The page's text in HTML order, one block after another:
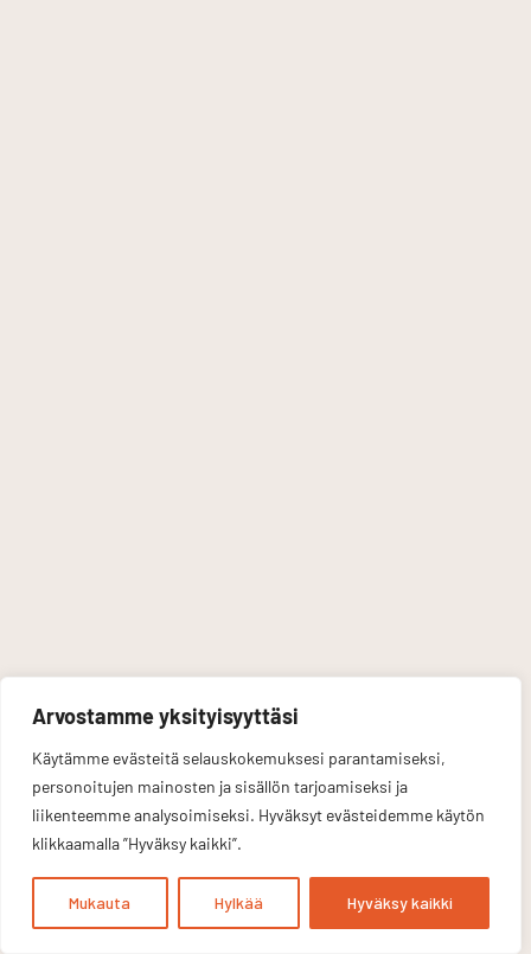
Arvostamme yksityisyyttäsi
Käytämme evästeitä selauskokemuksesi parantamiseksi,
personoitujen mainosten ja sisällön tarjoamiseksi ja
liikenteemme analysoimiseksi. Hyväksyt evästeidemme käytön
klikkaamalla ”Hyväksy kaikki”.
Mukauta Hylkää Hyväksy kaikki